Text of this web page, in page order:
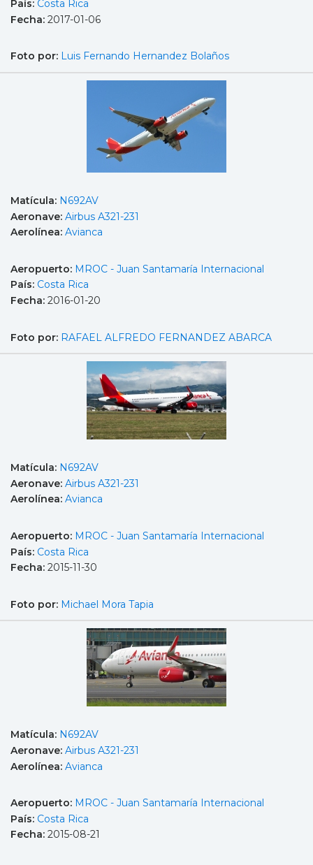
País: Costa Rica
Fecha: 2017-01-06
Foto por: Luis Fernando Hernandez Bolaños
Matícula: N692AV
Aeronave: Airbus A321-231
Aerolínea: Avianca
Aeropuerto: MROC - Juan Santamaría Internacional
País: Costa Rica
Fecha: 2016-01-20
Foto por: RAFAEL ALFREDO FERNANDEZ ABARCA
Matícula: N692AV
Aeronave: Airbus A321-231
Aerolínea: Avianca
Aeropuerto: MROC - Juan Santamaría Internacional
País: Costa Rica
Fecha: 2015-11-30
Foto por: Michael Mora Tapia
Matícula: N692AV
Aeronave: Airbus A321-231
Aerolínea: Avianca
Aeropuerto: MROC - Juan Santamaría Internacional
País: Costa Rica
Fecha: 2015-08-21